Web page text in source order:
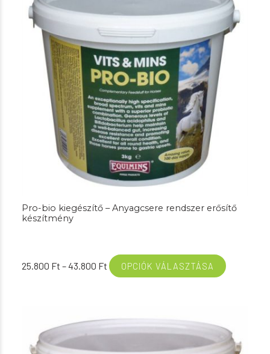
Pro-bio kiegészítő – Anyagcsere rendszer erősítő
készítmény
25.800 Ft –43.800 Ft Ártartomány:
25.800 Ft
OPCIÓK VÁLASZTÁSA